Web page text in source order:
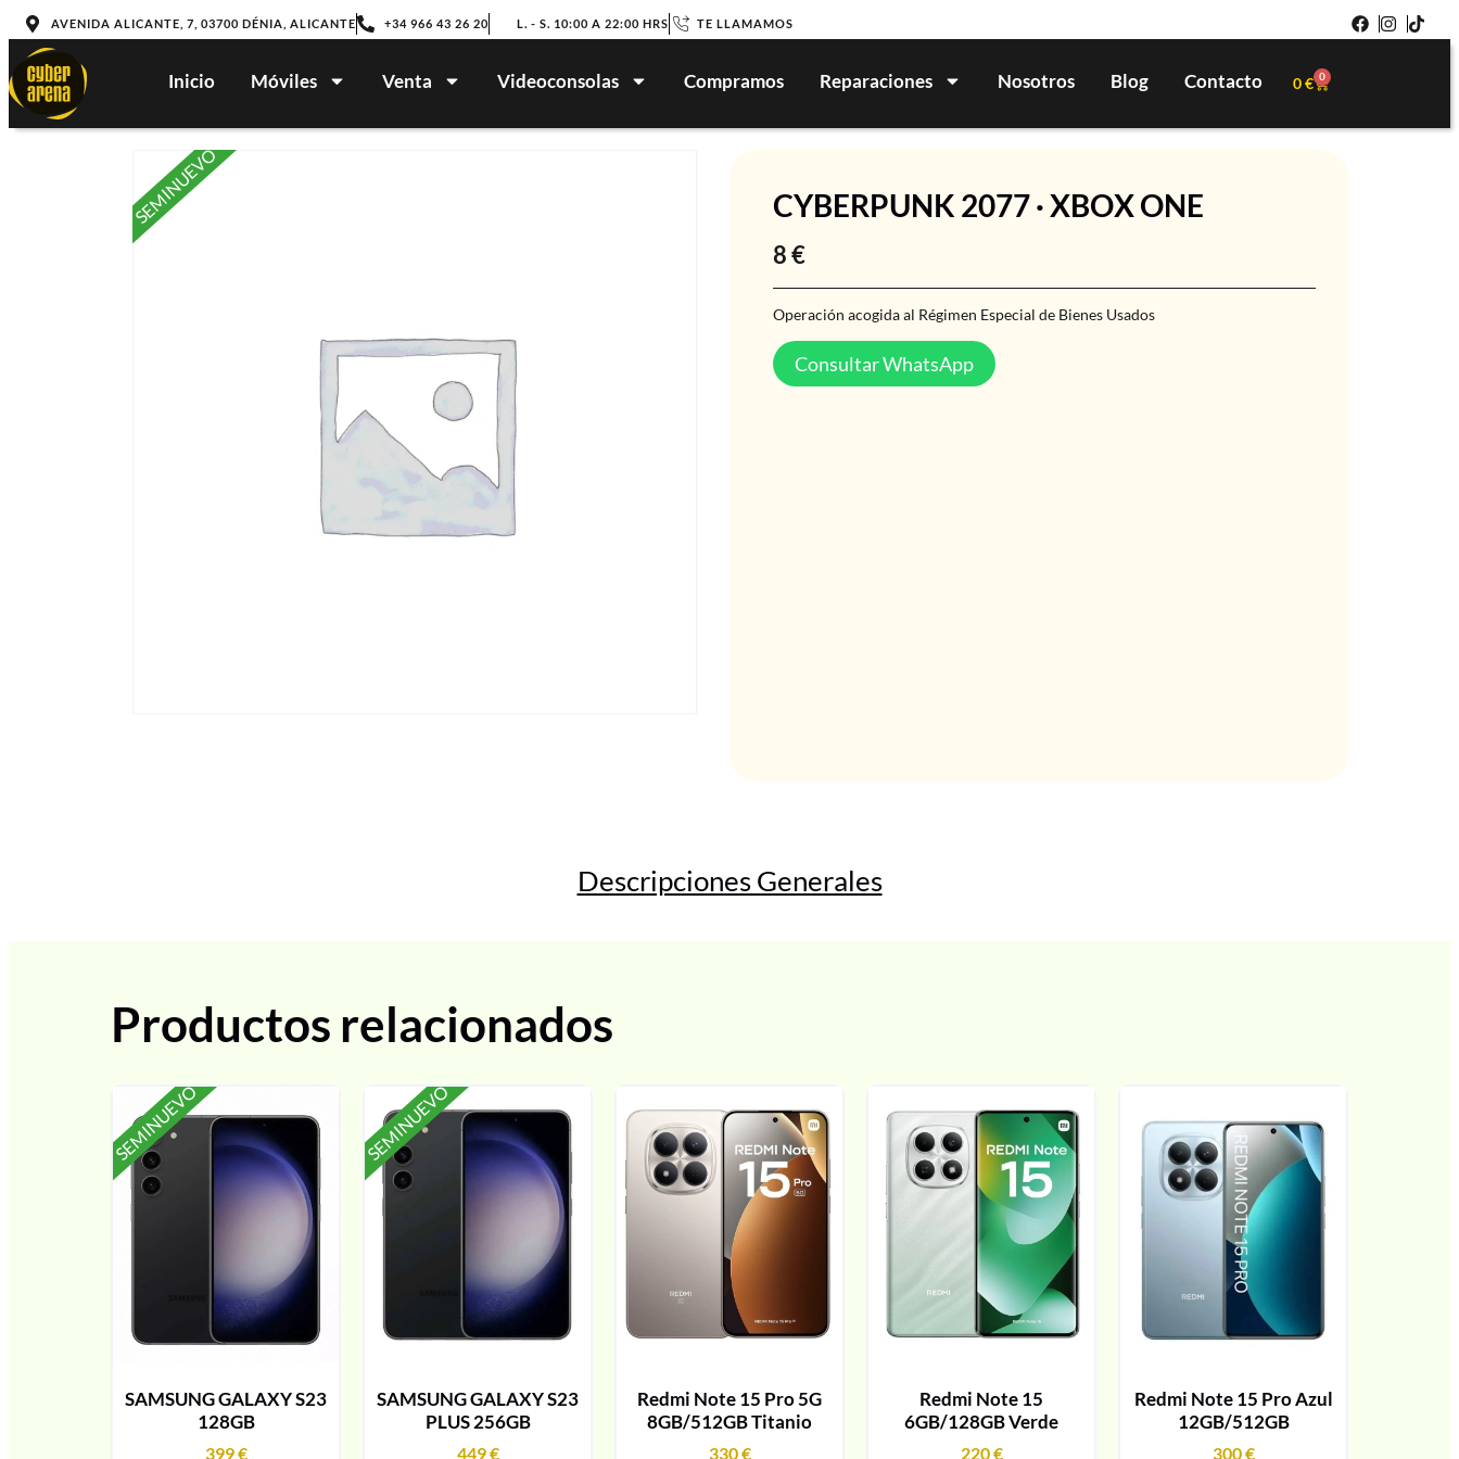
AVENIDA ALICANTE, 7, 03700 DÉNIA, ALICANTE +34 966 43 26 20 L. - S. 10:00 A 22:00 HRS TE LLAMAMOS
Inicio Móviles Venta Videoconsolas Compramos Reparaciones Nosotros Blog Contacto 0€ 0
SEMINUEVO CYBERPUNK 2077 · XBOX ONE
8€
Operación acogida al Régimen Especial de Bienes Usados
Consultar WhatsApp
Descripciones Generales
Productos relacionados
SEMINUEVO
SAMSUNG GALAXY S23
128GB
399€
SEMINUEVO
SAMSUNG GALAXY S23
PLUS 256GB
449€
Redmi Note 15 Pro 5G
8GB/512GB Titanio
330€
Redmi Note 15
6GB/128GB Verde
220€
Redmi Note 15 Pro Azul
12GB/512GB
300€